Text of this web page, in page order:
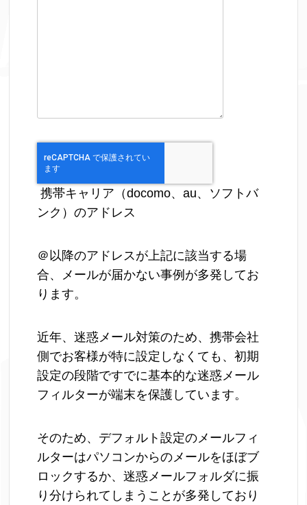
携帯キャリア（docomo、au、ソフトバ
ンク）のアドレス
＠以降のアドレスが上記に該当する場
合、メールが届かない事例が多発してお
ります。
近年、迷惑メール対策のため、携帯会社
側でお客様が特に設定しなくても、初期
設定の段階ですでに基本的な迷惑メール
フィルターが端末を保護しています。
そのため、デフォルト設定のメールフィ
ルターはパソコンからのメールをほぼブ
ロックするか、迷惑メールフォルダに振
り分けられてしまうことが多発しており